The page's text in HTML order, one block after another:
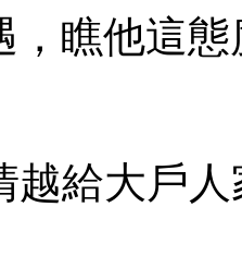
，瞧他這
越給大戶